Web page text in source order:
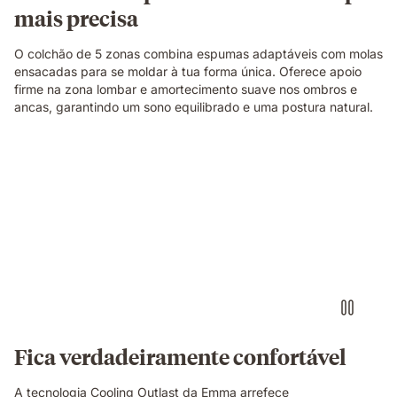
mais precisa
O colchão de 5 zonas combina espumas adaptáveis com molas
ensacadas para se moldar à tua forma única. Oferece apoio
firme na zona lombar e amortecimento suave nos ombros e
ancas, garantindo um sono equilibrado e uma postura natural.
Fica verdadeiramente confortável
A tecnologia Cooling Outlast da Emma arrefece